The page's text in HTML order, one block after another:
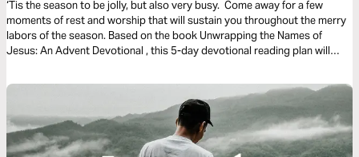
‘Tis the season to be jolly, but also very busy. Come away for a few
moments of rest and worship that will sustain you throughout the merry
labors of the season. Based on the book Unwrapping the Names of
Jesus: An Advent Devotional , this 5-day devotional reading plan will
remember His goodness, express your neediness, seek His stillness, and